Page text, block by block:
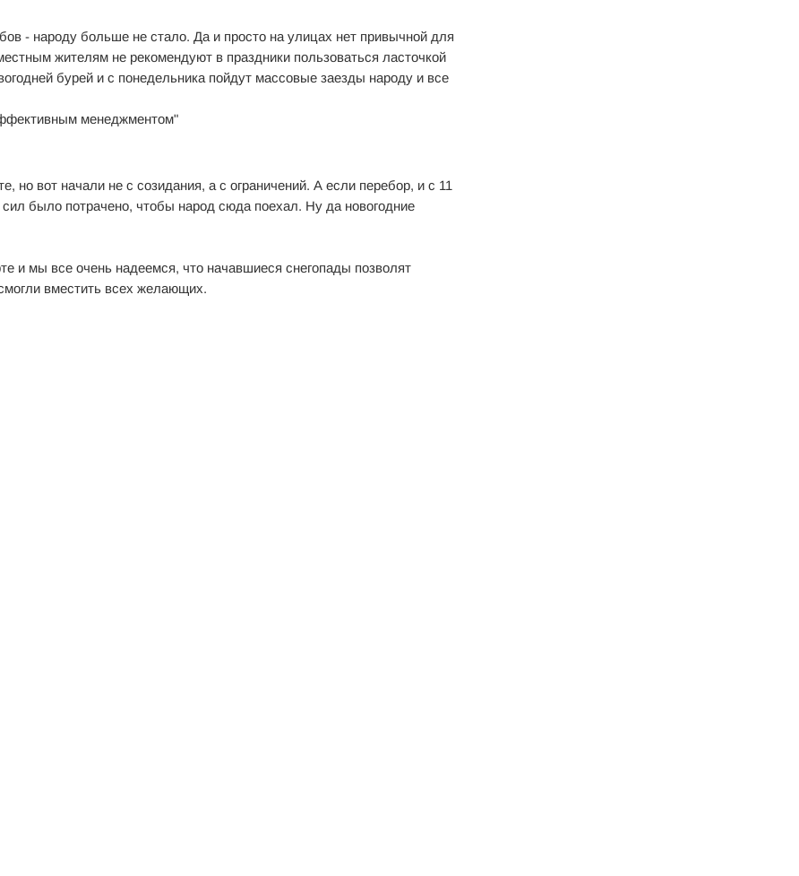
- народу больше не стало. Да и просто на улицах нет привычной для
жителям не рекомендуют в праздники пользоваться ласточкой
бурей и с понедельника пойдут массовые заезды народу и все
менеджментом"
но вот начали не с созидания, а с ограничений. А если перебор, и с 11
было потрачено, чтобы народ сюда поехал. Ну да новогодние
и мы все очень надеемся, что начавшиеся снегопады позволят
вместить всех желающих.